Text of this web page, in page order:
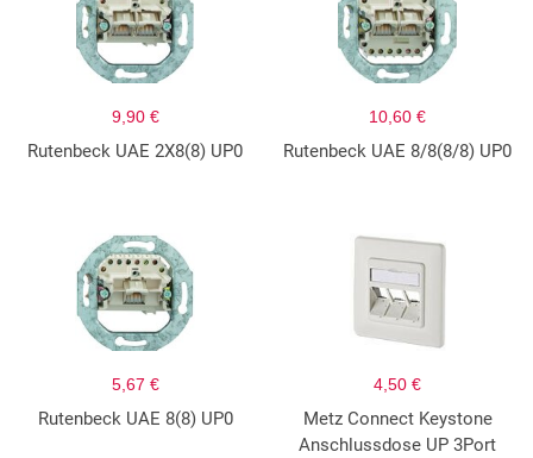
9,90 €
Rutenbeck UAE 2X8(8) UP0
10,60 €
Rutenbeck UAE 8/8(8/8) UP0
5,67 €
Rutenbeck UAE 8(8) UP0
4,50 €
Metz Connect Keystone
Anschlussdose UP 3Port